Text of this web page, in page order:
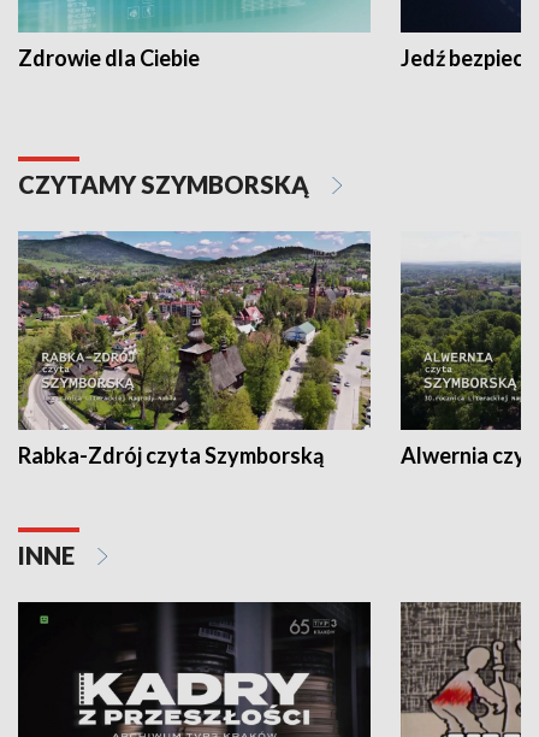
Zdrowie dla Ciebie Jedź
CZYTAMY SZYMBORSKĄ
Rabka-Zdrój czyta Szymborską Alwernia
INNE